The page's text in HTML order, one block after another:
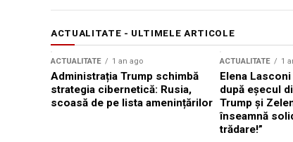
ACTUALITATE - ULTIMELE ARTICOLE
ACTUALITATE 1 an ago
Administrația Trump schimbă
strategia cibernetică: Rusia,
scoasă de pe lista amenințărilor
ACTUALITATE 1
Elena
după eșecul
Trump și
înseamnă
trădare!”